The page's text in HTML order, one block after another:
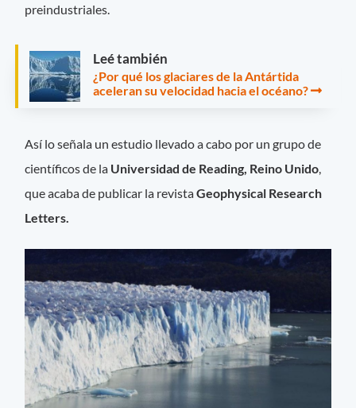
preindustriales.
Leé también
¿Por qué los glaciares de la Antártida
aceleran su velocidad hacia el océano?
Así lo señala un estudio llevado a cabo por un grupo de
científicos de la Universidad de Reading, Reino Unido,
que acaba de publicar la revistaGeophysical Research
Letters.